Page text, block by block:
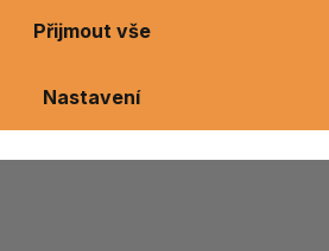
Nastavení
Přijmout vše